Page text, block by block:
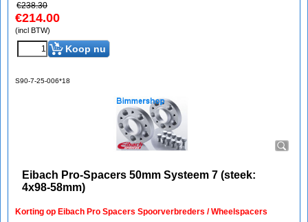
€238.30
€214.00
(incl BTW)
Koop nu
S90-7-25-006*18
Eibach Pro-Spacers 50mm Systeem 7 (steek:
4x98-58mm)
Korting op Eibach Pro Spacers Spoorverbreders / Wheelspacers